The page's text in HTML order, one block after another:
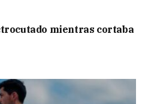
mientras cortaba